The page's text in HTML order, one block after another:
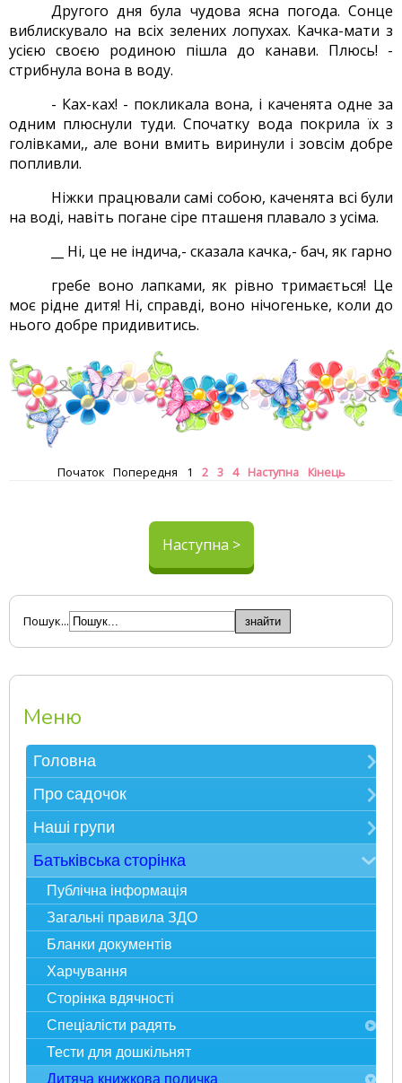
Другого дня була чудова ясна погода. Сонце
виблискувало на всіх зелених лопухах. Качка-мати з
усією своєю родиною пішла до канави. Плюсь! -
стрибнула вона в воду.
- Ках-ках! - покликала вона, і каченята одне за
одним плюснули туди. Спочатку вода покрила їх з
голівками,, але вони вмить виринули і зовсім добре
попливли.
Ніжки працювали самі собою, каченята всі були
на воді, навіть погане сіре пташеня плавало з усіма.
__ Ні, це не індича,- сказала качка,- бач, як гарно
гребе воно лапками, як рівно тримається! Це
моє рідне дитя! Ні, справді, воно нічогеньке, коли до
нього добре придивитись.
Початок Попередня 1 2 3 4 Наступна Кінець
Наступна >
Пошук...
Меню
Головна
Зверніть увагу
Електронна реєстрація в ЗДО
Карта сайту
Про садочок
Контакти
Про нас
Фотоекскурсія
Адміністрація
Спеціалісти
Наше життя
Статті у ЗМІ
Досягнення і нагороди
Наші групи
Мудрійки
Розумники
Всезнайки
Несумуйки
Пустунчики
Фантазерики
Цікавинки
Батьківська сторінка
Публічна інформація
Загальні правила ЗДО
Бланки документів
Харчування
Сторінка вдячності
Спеціалісти радять
Педагогічна служба
Психологічна служба
Тести для дошкільнят
Дитяча книжкова поличка